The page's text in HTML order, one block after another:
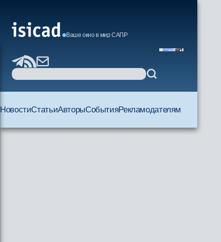
Ваше окно в мир САПР
НовостиСтатьиАвторыСобытияРекламодателям